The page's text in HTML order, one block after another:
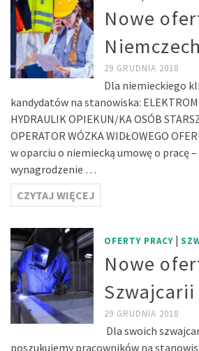
Nowe
29 GRUDNIA 2018
Dla niemieckiego
kandydatów na stanowiska:
HYDRAULIK OPIEKUN/KA OSÓB
OPERATOR WÓZKA WIDŁOWEGO
w oparciu o niemiecką umowę o pracę
wynagrodzenie …
CZYTAJ WIĘCEJ
OFERTY PRACY |
Nowe
Szwajcarii
29 GRUDNIA 2018
Dla swoich
poszukujemy pracowników na